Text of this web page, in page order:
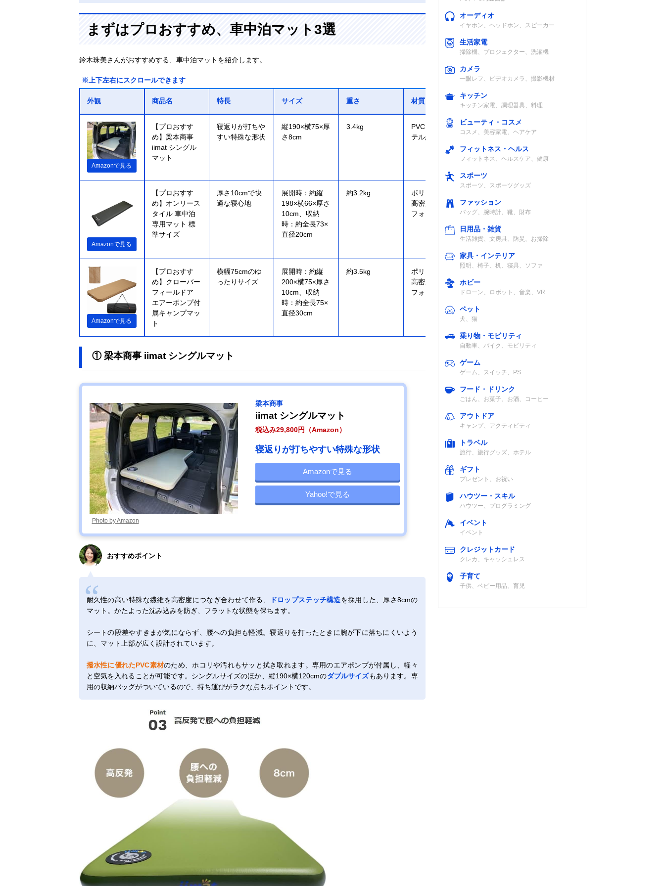
まずはプロおすすめ、車中泊マット3選
鈴木珠美さんがおすすめする、車中泊マットを紹介します。
※上下左右にスクロールできます
外観 商品名 特長 サイズ 重さ 材質
Amazonで見る
【プロおすす
め】梁本商事
iimat シングル
マット
寝返りが打ちや
すい特殊な形状
縦190×横75×厚
さ8cm
3.4kg
PVC、ポリエス
テル繊維
Amazonで見る
【プロおすす
め】オンリース
タイル 車中泊
専用マット 標
準サイズ
厚さ10cmで快
適な寝心地
展開時：約縦
198×横66×厚さ
10cm、収納
時：約全長73×
直径20cm
約3.2kg
ポリエステル、
高密度ウレタン
フォーム
Amazonで見る
【プロおすす
め】クローバー
フィールドア
エアーポンプ付
属キャンプマッ
ト
横幅75cmのゆ
ったりサイズ
展開時：約縦
200×横75×厚さ
10cm、収納
時：約全長75×
直径30cm
約3.5kg
ポリエステル、
高密度ウレタン
フォーム
① 梁本商事 iimat シングルマット
Photo by Amazon
梁本商事
iimat シングルマット
税込み29,800円（Amazon）
寝返りが打ちやすい特殊な形状
Amazonで見る
Yahoo!で見る
おすすめポイント
耐久性の高い特殊な繊維を高密度につなぎ合わせて作る、 ドロップステッチ構造を採用した、厚さ8cmの
マット。かたよった沈み込みを防ぎ、フラットな状態を保ちます。
シートの段差やすきまが気にならず、腰への負担も軽減。寝返りを打ったときに腕が下に落ちにくいよう
に、マット上部が広く設計されています。
撥水性に優れたPVC素材のため、ホコリや汚れもサッと拭き取れます。専用のエアポンプが付属し、軽々
と空気を入れることが可能です。シングルサイズのほか、縦190×横120cmのダブルサイズもあります。専
用の収納バッグがついているので、持ち運びがラクな点もポイントです。
オーディオ
イヤホン、ヘッドホン、スピーカー
生活家電
掃除機、プロジェクター、洗濯機
カメラ
一眼レフ、ビデオカメラ、撮影機材
キッチン
キッチン家電、調理器具、料理
ビューティ・コスメ
コスメ、美容家電、ヘアケア
フィットネス・ヘルス
フィットネス、ヘルスケア、健康
スポーツ
スポーツ、スポーツグッズ
ファッション
バッグ、腕時計、靴、財布
日用品・雑貨
生活雑貨、文房具、防災、お掃除
家具・インテリア
照明、椅子、机、寝具、ソファ
ホビー
ドローン、ロボット、音楽、VR
ペット
犬、猫
乗り物・モビリティ
自動車、バイク、モビリティ
ゲーム
ゲーム、スイッチ、PS
フード・ドリンク
ごはん、お菓子、お酒、コーヒー
アウトドア
キャンプ、アクティビティ
トラベル
旅行、旅行グッズ、ホテル
ギフト
プレゼント、お祝い
ハウツー・スキル
ハウツー、プログラミング
イベント
イベント
クレジットカード
クレカ、キャッシュレス
子育て
子供、ベビー用品、育児